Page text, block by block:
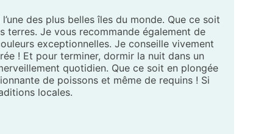
des plus belles îles du monde. Que ce soit
terres. Je vous recommande également de
exceptionnelles. Je conseille vivement
! Et pour terminer, dormir la nuit dans un
quotidien. Que ce soit en plongée
de poissons et même de requins ! Si
locales.